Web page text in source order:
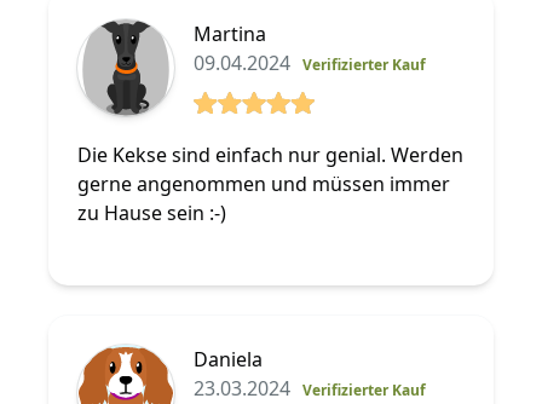
Martina
09.04.2024 Verifizierter Kauf
Die Kekse sind einfach nur genial. Werden
gerne angenommen und müssen immer
zu Hause sein :-)
Daniela
23.03.2024 Verifizierter Kauf